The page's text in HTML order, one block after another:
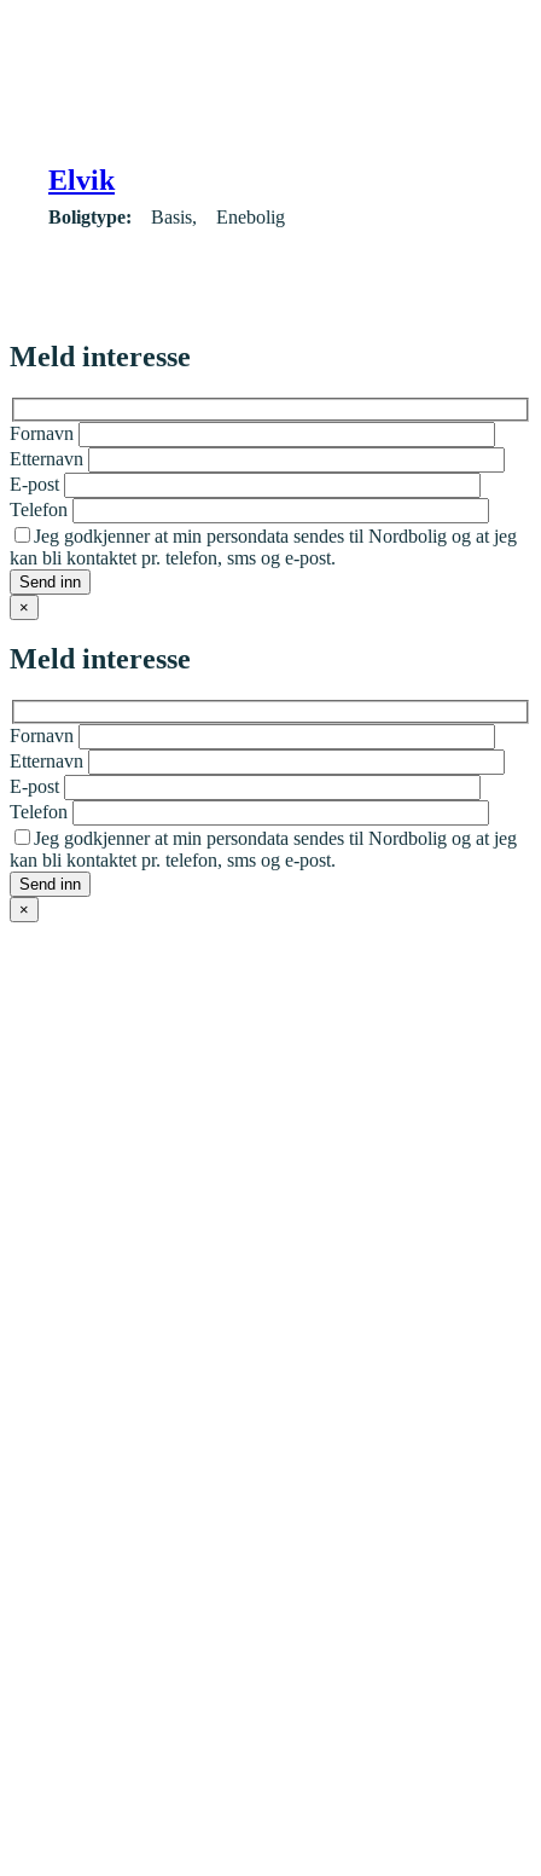
Elvik
Boligtype: Basis Enebolig
Meld interesse
Fornavn
Etternavn
E-post
Telefon
Jeg godkjenner at min persondata sendes til Nordbolig og at jeg
kan bli kontaktet pr. telefon, sms og e-post.
×
Meld interesse
Fornavn
Etternavn
E-post
Telefon
Jeg godkjenner at min persondata sendes til Nordbolig og at jeg
kan bli kontaktet pr. telefon, sms og e-post.
×